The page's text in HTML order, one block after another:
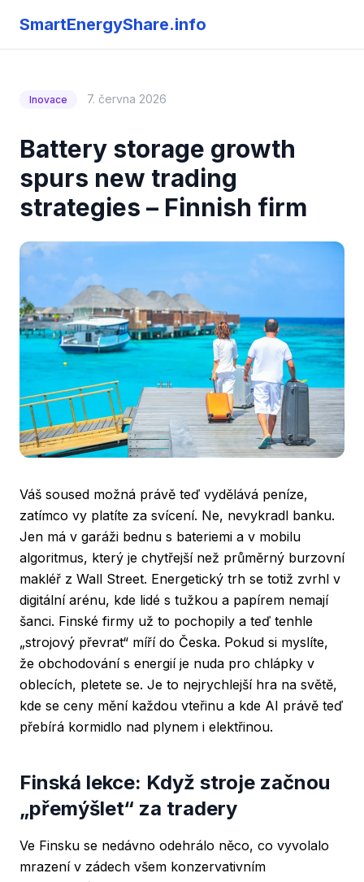
SmartEnergyShare.info
Inovace 7. června 2026
Battery storage growth
spurs new trading
strategies – Finnish firm
Váš soused možná právě teď vydělává peníze,
zatímco vy platíte za svícení. Ne, nevykradl banku.
Jen má v garáži bednu s bateriemi a v mobilu
algoritmus, který je chytřejší než průměrný burzovní
makléř z Wall Street. Energetický trh se totiž zvrhl v
digitální arénu, kde lidé s tužkou a papírem nemají
šanci. Finské firmy už to pochopily a teď tenhle
„strojový převrat“ míří do Česka. Pokud si myslíte,
že obchodování s energií je nuda pro chlápky v
oblecích, pletete se. Je to nejrychlejší hra na světě,
kde se ceny mění každou vteřinu a kde AI právě teď
přebírá kormidlo nad plynem i elektřinou.
Finská lekce: Když stroje začnou
„přemýšlet“ za tradery
Ve Finsku se nedávno odehrálo něco, co vyvolalo
mrazení v zádech všem konzervativním